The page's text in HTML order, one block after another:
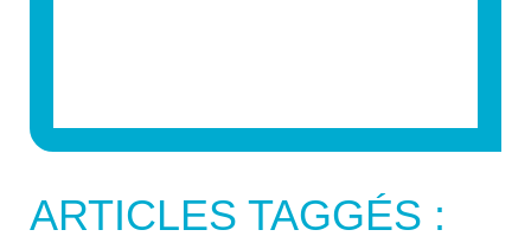
ARTICLES TAGGÉS :